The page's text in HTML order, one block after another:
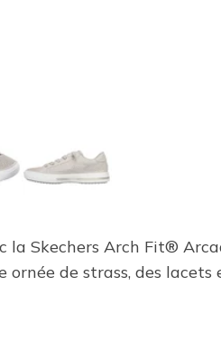
Skechers Arch Fit®
ornée de strass, des